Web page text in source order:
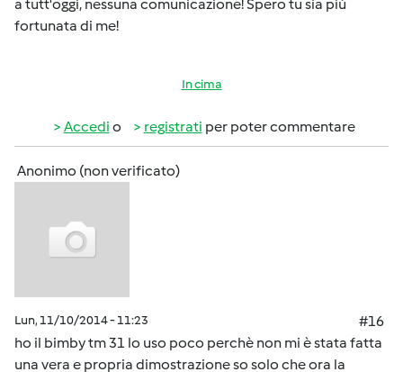
a tutt'oggi, nessuna comunicazione! Spero tu sia più
fortunata di me!
In cima
Accedi o registrati per poter commentare
Anonimo (non verificato)
Lun, 11/10/2014 - 11:23
#16
ho il bimby tm 31 lo uso poco perchè non mi è stata fatta
una vera e propria dimostrazione so solo che ora la